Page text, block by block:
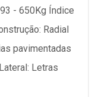
- 650Kg Índice
Radial
pavimentadas
Letras